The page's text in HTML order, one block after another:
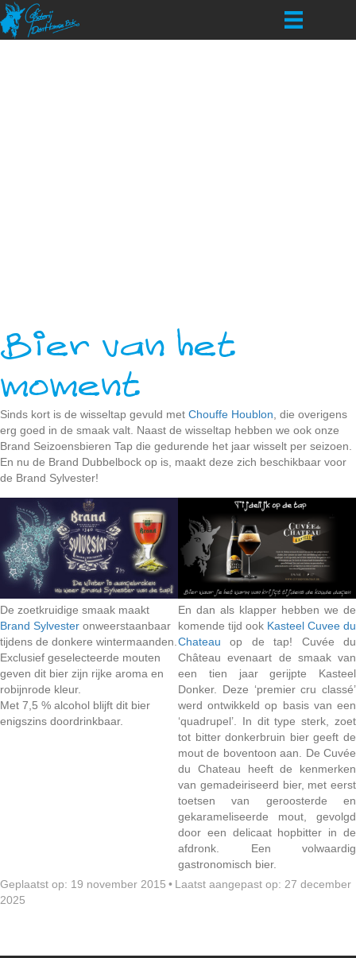
Bier van het
moment
Sinds kort is de wisseltap gevuld met Chouffe Houblon, die overigens
erg goed in de smaak valt. Naast de wisseltap hebben we ook onze
Brand Seizoensbieren Tap die gedurende het jaar wisselt per seizoen.
En nu de Brand Dubbelbock op is, maakt deze zich beschikbaar voor
de Brand Sylvester!
De zoetkruidige smaak maakt
Brand Sylvester onweerstaanbaar
tijdens de donkere wintermaanden.
Exclusief geselecteerde mouten
geven dit bier zijn rijke aroma en
robijnrode kleur.
Met 7,5 % alcohol blijft dit bier
enigszins doordrinkbaar.
En dan als klapper hebben we de
komende tijd ook Kasteel Cuvee du
Chateau op de tap! Cuvée du
Château evenaart de smaak van
een tien jaar gerijpte Kasteel
Donker. Deze ‘premier cru classé’
werd ontwikkeld op basis van een
‘quadrupel’. In dit type sterk, zoet
tot bitter donkerbruin bier geeft de
mout de boventoon aan. De Cuvée
du Chateau heeft de kenmerken
van gemadeiriseerd bier, met eerst
toetsen van geroosterde en
gekarameliseerde mout, gevolgd
door een delicaat hopbitter in de
afdronk. Een volwaardig
gastronomisch bier.
Geplaatst op: 19 november 2015 • Laatst aangepast op: 27 december
2025